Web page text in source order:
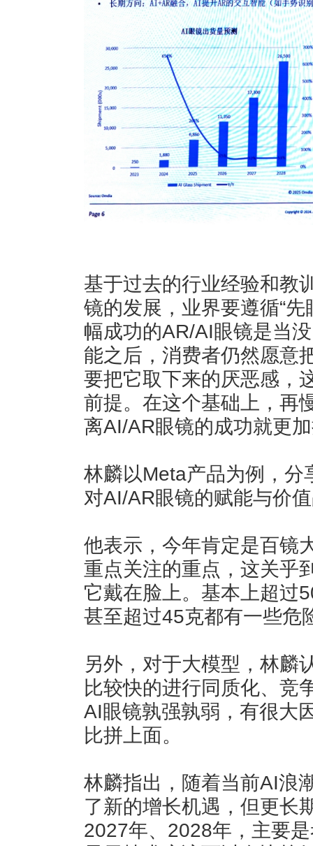
基于过去的行业经验和教
镜的发展，业界要遵循“
幅成功的AR/AI眼镜是当
能之后，消费者仍然愿意
要把它取下来的厌恶感，
前提。在这个基础上，再
离AI/AR眼镜的成功就更
林麟以Meta产品为例，分
对AI/AR眼镜的赋能与价
他表示，今年肯定是百镜
重点关注的重点，这关乎
它戴在脸上。基本上超过
甚至超过45克都有一些危
另外，对于大模型，林麟
比较快的进行同质化、竞
AI眼镜孰强孰弱，有很大
比拼上面。
林麟指出，随着当前AI浪
了新的增长机遇，但更长
2027年、2028年，主要